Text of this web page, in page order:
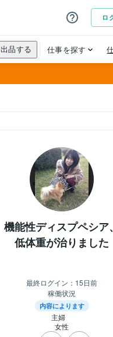
機能性ディスプペシア、
低体重が治りました
最終ログイン： 15日前
稼働状況
内容によります
主婦
女性